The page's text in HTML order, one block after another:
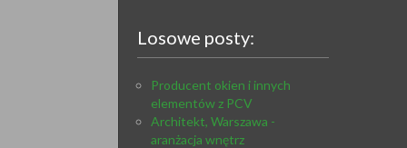
Losowe posty:
Producent okien i innych
elementów z PCV
Architekt, Warszawa -
aranżacja wnętrz